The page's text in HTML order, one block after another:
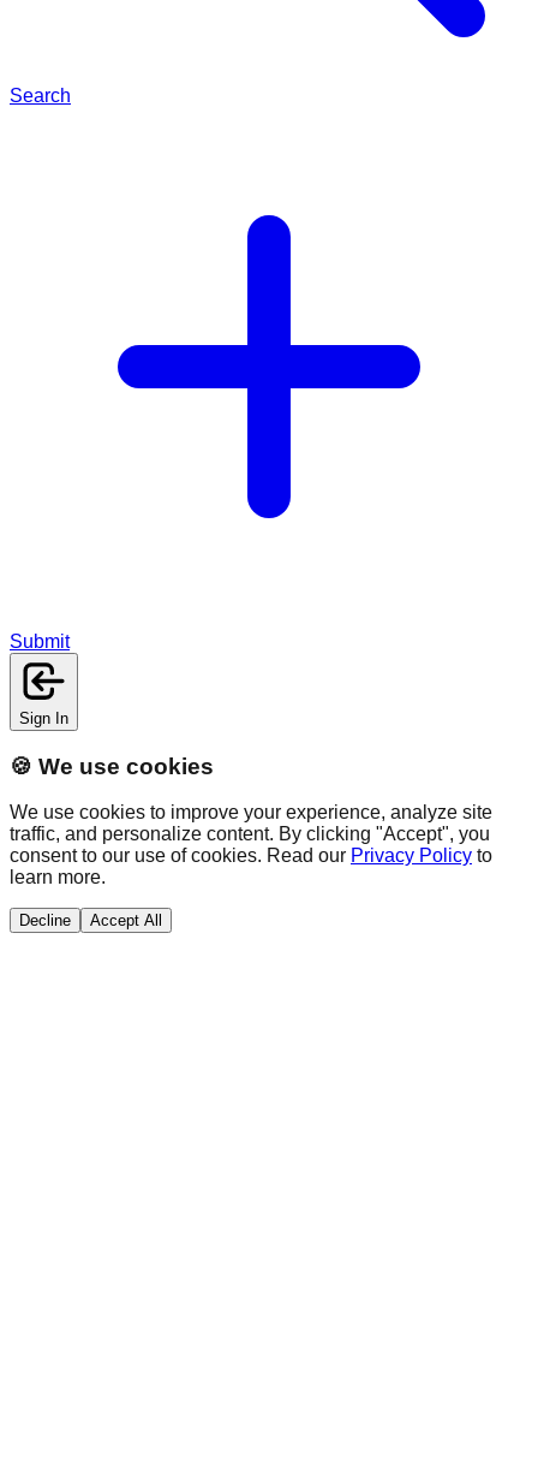
Search
Submit
Sign In
🍪 We use cookies
We use cookies to improve your experience, analyze site
traffic, and personalize content. By clicking "Accept", you
consent to our use of cookies. Read our Privacy Policy to
learn more.
Decline Accept All